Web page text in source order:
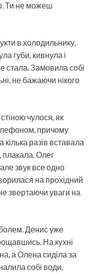
Ти не можеш
в холодильнику,
губи, кивнула і
стала. Замовила собі
не бажаючи нікого
чулося, як
причому
разів вставала
Олег
звук все одно
на прохідний
звертаючи уваги на
Денис уже
На кухні
а Олена сиділа за
собі води,